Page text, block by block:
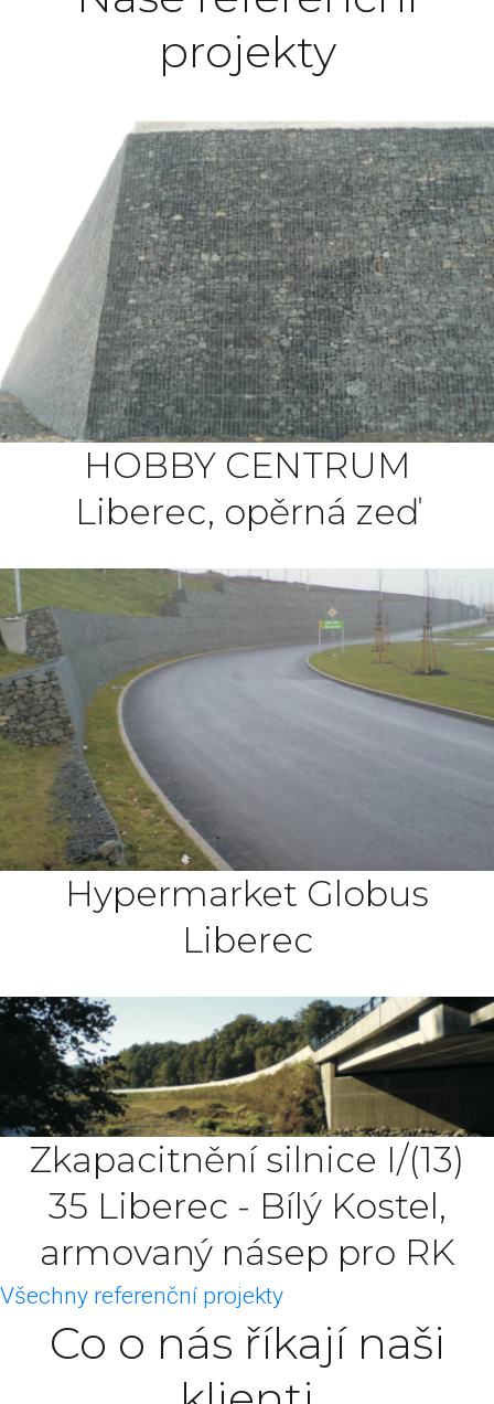
projekty
HOBBY CENTRUM
Liberec, opěrná zeď
Hypermarket Globus
Liberec
Zkapacitnění silnice I/(13)
35 Liberec - Bílý Kostel,
armovaný násep pro RK
Všechny referenční projekty
Co o nás říkají naši